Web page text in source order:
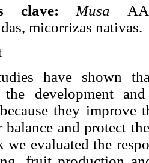
clave:
Musa
micorrizas nativas.
have shown
the development
they improve
balance and protect
we evaluated the